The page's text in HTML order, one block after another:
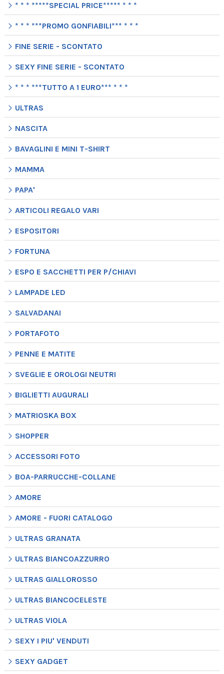
* * * *****SPECIAL PRICE***** * * *
* * * ***PROMO GONFIABILI*** * * *
FINE SERIE - SCONTATO
SEXY FINE SERIE - SCONTATO
* * * ***TUTTO A 1 EURO*** * * *
ULTRAS
NASCITA
BAVAGLINI E MINI T-SHIRT
MAMMA
PAPA'
ARTICOLI REGALO VARI
ESPOSITORI
FORTUNA
ESPO E SACCHETTI PER P/CHIAVI
LAMPADE LED
SALVADANAI
PORTAFOTO
PENNE E MATITE
SVEGLIE E OROLOGI NEUTRI
BIGLIETTI AUGURALI
MATRIOSKA BOX
SHOPPER
ACCESSORI FOTO
BOA-PARRUCCHE-COLLANE
AMORE
AMORE - FUORI CATALOGO
ULTRAS GRANATA
ULTRAS BIANCOAZZURRO
ULTRAS GIALLOROSSO
ULTRAS BIANCOCELESTE
ULTRAS VIOLA
SEXY I PIU' VENDUTI
SEXY GADGET